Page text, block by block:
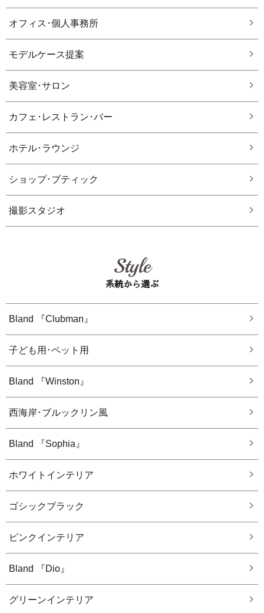
オフィス･個人事務所
モデルケース提案
美容室･サロン
カフェ･レストラン･バー
ホテル･ラウンジ
ショップ･ブティック
撮影スタジオ
Style
系統から選ぶ
Bland 『Clubman』
子ども用･ペット用
Bland 『Winston』
西海岸･ブルックリン風
Bland 『Sophia』
ホワイトインテリア
ゴシックブラック
ピンクインテリア
Bland 『Dio』
グリーンインテリア